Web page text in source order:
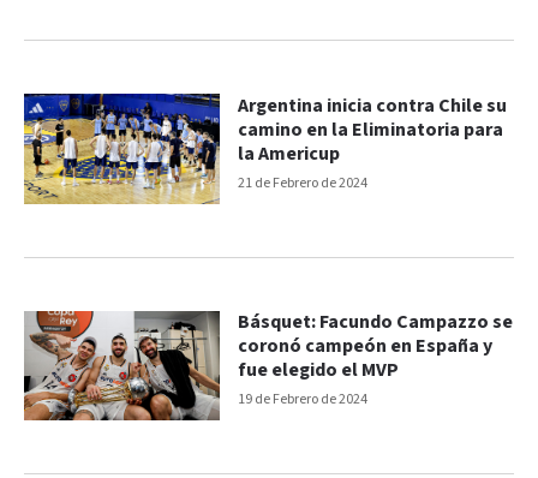
21 de Febrero de 2024
Argentina inicia contra Chile su
camino en la Eliminatoria para
la Americup
19 de Febrero de 2024
Básquet: Facundo Campazzo se
coronó campeón en España y
fue elegido el MVP